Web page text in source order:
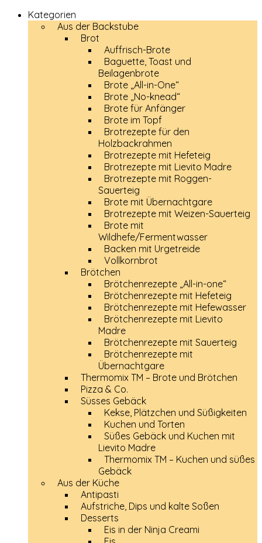
Kategorien
Aus der Backstube
Brot
Auffrisch-Brote
Baguette, Toast und
Beilagenbrote
Brote „All-in-One“
Brote „No-knead“
Brote für Anfänger
Brote im Topf
Brotrezepte für den
Holzbackrahmen
Brotrezepte mit Hefeteig
Brotrezepte mit Lievito Madre
Brotrezepte mit Roggen-
Sauerteig
Brote mit Übernachtgare
Brotrezepte mit Weizen-Sauerteig
Brote mit
Wildhefe/Fermentwasser
Backen mit Urgetreide
Vollkornbrot
Brötchen
Brötchenrezepte „All-in-one“
Brötchenrezepte mit Hefeteig
Brötchenrezepte mit Hefewasser
Brötchenrezepte mit Lievito
Madre
Brötchenrezepte mit Sauerteig
Brötchenrezepte mit
Übernachtgare
Thermomix TM – Brote und Brötchen
Pizza & Co.
Süsses Gebäck
Kekse, Plätzchen und Süßigkeiten
Kuchen und Torten
Süßes Gebäck und Kuchen mit
Lievito Madre
Thermomix TM – Kuchen und süßes
Gebäck
Aus der Küche
Antipasti
Aufstriche, Dips und kalte Soßen
Desserts
Eis in der Ninja Creami